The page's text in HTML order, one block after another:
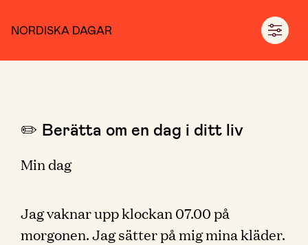
NORDISKA DAGAR
✏️ Berätta om en dag i ditt liv
Min dag
Jag vaknar upp klockan 07.00 på
morgonen. Jag sätter på mig mina kläder.